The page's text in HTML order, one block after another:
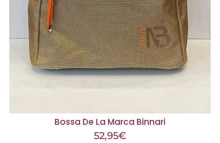
Bossa De La Marca Binnari
52,95€